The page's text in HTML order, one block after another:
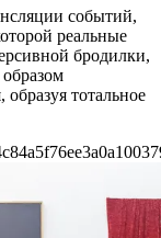
событий,
реальные
бродилки,
тотальное